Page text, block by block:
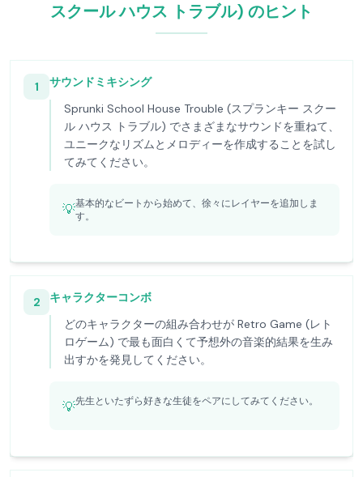
スクール ハウス トラブル) のヒント
1
サウンドミキシング
Sprunki School House Trouble (スプランキー スクー
ル ハウス トラブル) でさまざまなサウンドを重ねて、
ユニークなリズムとメロディーを作成することを試し
てみてください。
💡基本的なビートから始めて、徐々にレイヤーを追加しま
す。
2
キャラクターコンボ
どのキャラクターの組み合わせが Retro Game (レト
ロゲーム) で最も面白くて予想外の音楽的結果を生み
出すかを発見してください。
💡先生といたずら好きな生徒をペアにしてみてください。